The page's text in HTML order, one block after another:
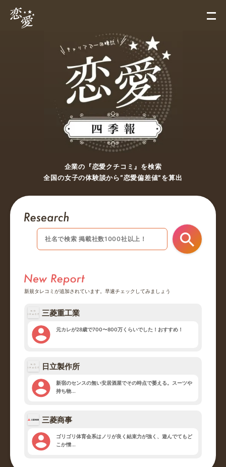
企業の『恋愛クチコミ』を検索
全国の女子の体験談から“恋愛偏差値”を算出
新規タレコミが追加されています。早速チェックしてみましょう
三菱重工業
元カレが28歳で700〜800万くらいでした！おすすめ！
日立製作所
新宿のセンスの無い安居酒屋でその時点で萎える。スーツや
持ち物...
三菱商事
ゴリゴリ体育会系はノリが良く結束力が強く、遊んでてもど
こか憎...